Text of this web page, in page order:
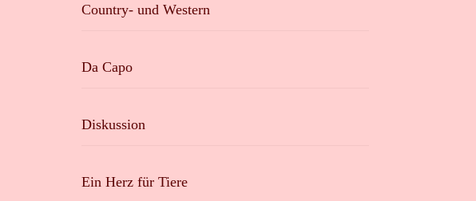
Country- und Western
Da Capo
Diskussion
Ein Herz für Tiere